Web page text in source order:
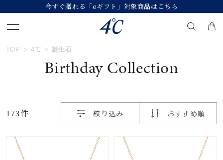
今すぐ贈れる「eギフト」対象商品はこちら
#ダイヤモンド ネックレス
#くまのプーさん
TOP 4℃ 誕生石
Birthday Collection
173件 絞り込み おすすめ順
おすすめ順
価格が安い
価格が高い